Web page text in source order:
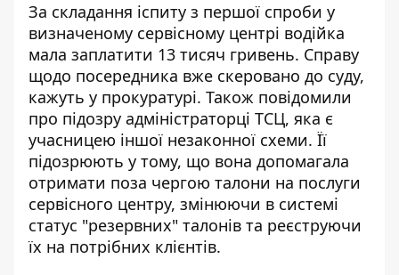
За складання іспиту з першої спроби у
визначеному сервісному центрі водійка
мала заплатити 13 тисяч гривень. Справу
щодо посередника вже скеровано до суду,
кажуть у прокуратурі. Також повідомили
про підозру адміністраторці ТСЦ, яка є
учасницею іншої незаконної схеми. Її
підозрюють у тому, що вона допомагала
отримати поза чергою талони на послуги
сервісного центру, змінюючи в системі
статус "резервних" талонів та реєструючи
їх на потрібних клієнтів.